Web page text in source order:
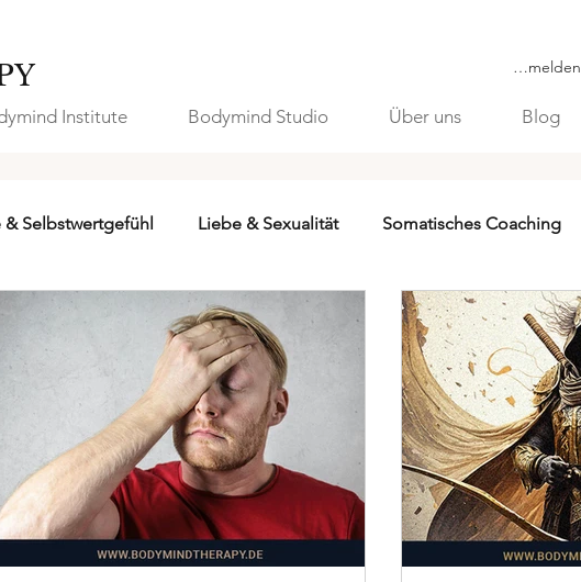
Institute Bodymind Studio Über uns Blog
Anmelden
& Selbstwertgefühl Liebe & Sexualität Somatisches Coaching